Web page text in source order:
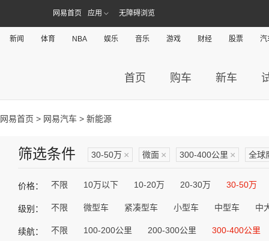
网易首页 应用 无障碍浏览
新闻 体育 NBA 娱乐 音乐 游戏 财经 股票 汽
首页 购车 新车
网易首页 > 网易汽车 > 新能源
筛选条件 30-50万 × 微面 × 300-400公里 × 全球
价格： 不限 10万以下 10-20万 20-30万 30-50万
级别： 不限 微型车 紧凑型车 小型车 中型车 中
续航： 不限 100-200公里 200-300公里 300-400公里